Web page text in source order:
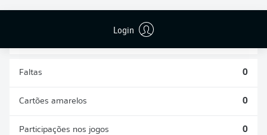
Login
Faltas 0
Cartões amarelos 0
Participações nos jogos 0